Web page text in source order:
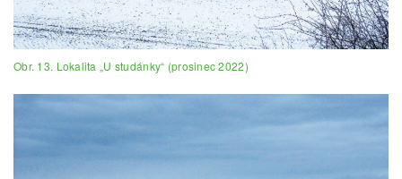
Obr. 13. Lokalita „U studánky“ (prosinec 2022)